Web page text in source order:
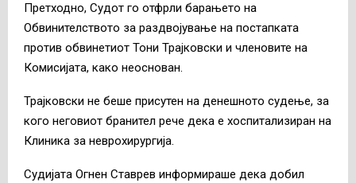
Претходно, Судот го отфрли барањето на
Обвинителството за раздвојување на постапката
против обвинетиот Тони Трајковски и членовите на
Комисијата, како неоснован.
Трајковски не беше присутен на денешното судење, за
кого неговиот бранител рече дека е хоспитализиран на
Клиника за неврохирургија.
Судијата Огнен Ставрев информираше дека добил